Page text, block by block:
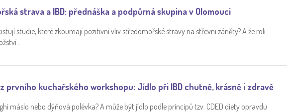
strava a IBD: přednáška a podpůrná skupina v Olomouci
studie, které zkoumají pozitivní vliv středomořské stravy na střevní záněty? A že roli
prvního kuchařského workshopu: Jídlo při IBD chutně, krásně i zdravě
máslo nebo dýňová polévka? A může být jídlo podle principů tzv. CDED diety opravdu